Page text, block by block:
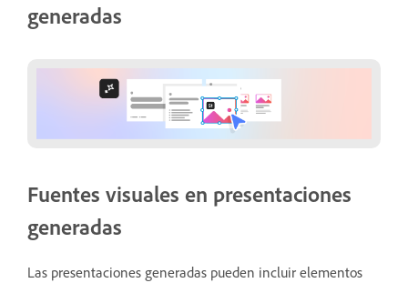
generadas
Fuentes visuales en presentaciones
generadas
Las presentaciones generadas pueden incluir elementos